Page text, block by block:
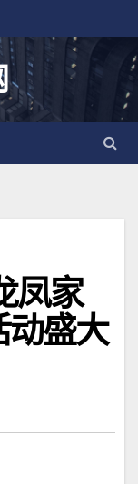
凤家
盛大